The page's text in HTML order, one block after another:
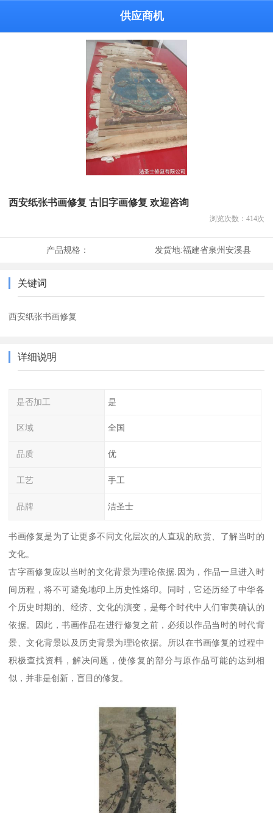
供应商机
西安纸张书画修复 古旧字画修复 欢迎咨询
浏览次数： 414次
产品规格： 发货地:福建省泉州安溪县
关键词
西安纸张书画修复
详细说明
是否加工 是
区域 全国
品质 优
工艺 手工
品牌 洁圣士
书画修复是为了让更多不同文化层次的人直观的欣赏、了解当时的
文化。
古字画修复应以当时的文化背景为理论依据.因为，作品一旦进入时
间历程，将不可避免地印上历史性烙印。同时，它还历经了中华各
个历史时期的、经济、文化的演变，是每个时代中人们审美确认的
依据。因此，书画作品在进行修复之前，必须以作品当时的时代背
景、文化背景以及历史背景为理论依据。所以在书画修复的过程中
积极查找资料，解决问题，使修复的部分与原作品可能的达到相
似，并非是创新，盲目的修复。